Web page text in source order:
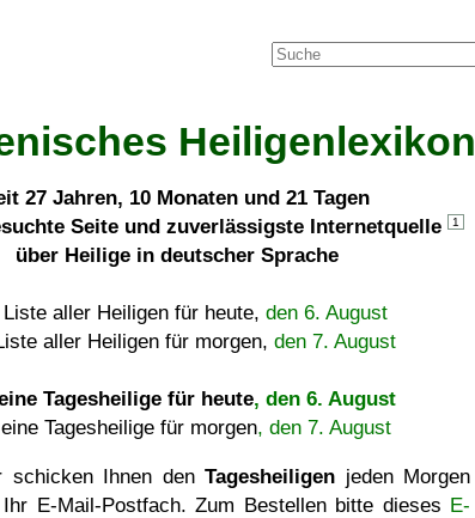
Heiligenlexikon
27 Jahren, 10 Monaten und 21 Tagen
Seite und zuverlässigste Internetquelle
1
über Heilige in deutscher Sprache
Liste aller Heiligen für heute, den 6. August
aller Heiligen für morgen, den 7. August
Tagesheilige für heute, den 6. August
Tagesheilige für morgen, den 7. August
schicken Ihnen denTagesheiligen jeden Morgen
E-Mail-Postfach. Zum Bestellen bitte dieses E-